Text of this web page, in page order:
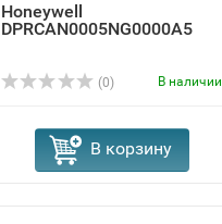
Honeywell
DPRCAN0005NG0000A5
(0) В наличии
В корзину